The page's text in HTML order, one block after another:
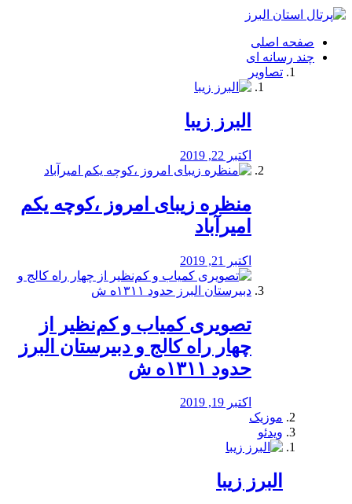
فصد
شرق
تهران
خشکشویی
صفحه اصلی
چند رسانه ای
تصاویر
البرز زیبا
اکتبر 22, 2019
منظره‌‌ زیبای امروز ،کوچه یکم
امیرآباد
اکتبر 21, 2019
️تصویری کمیاب و کم‌نظیر از
چهار راه كالج و دبيرستان البرز
حدود ۱۳۱۱ه ش
اکتبر 19, 2019
موزیک
ویدئو
البرز زیبا